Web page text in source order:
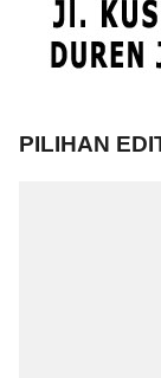
PILIHAN